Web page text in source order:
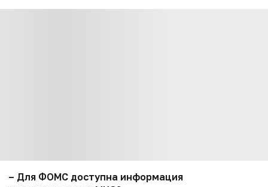
– Для ФОМС доступна информация